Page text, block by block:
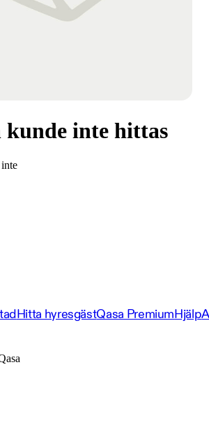
kunde inte hittas
Hitta hyresgästQasa PremiumHjälp